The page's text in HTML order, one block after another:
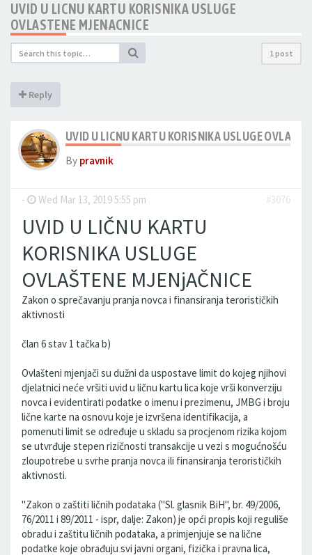
UVID U LICNU KARTU KORISNIKA USLUGE
OVLASTENE MJENACNICE
1 post
Reply
UVID U LICNU KARTU KORISNIKA USLUGE
By pravnik
- Wed Mar 13, 2019 5:55 pm #3076
UVID U LIČNU KARTU
KORISNIKA USLUGE
OVLAŠTENE MJENjAČNICE
Zakon o sprečavanju pranja novca i finansiranja terorističkih
aktivnosti
član 6 stav 1 tačka b)
Ovlašteni mjenjači su dužni da uspostave limit do kojeg njihovi
djelatnici neće vršiti uvid u ličnu kartu lica koje vrši konverziju
novca i evidentirati podatke o imenu i prezimenu, JMBG i broju
lične karte na osnovu koje je izvršena identifikacija, a
pomenuti limit se određuje u skladu sa procjenom rizika kojom
se utvrđuje stepen rizičnosti transakcije u vezi s mogućnošću
zloupotrebe u svrhe pranja novca ili finansiranja terorističkih
aktivnosti.
"Zakon o zaštiti ličnih podataka ("Sl. glasnik BiH", br. 49/2006,
76/2011 i 89/2011 - ispr, dalje: Zakon) je opći propis koji reguliše
obradu i zaštitu ličnih podataka, a primjenjuje se na lične
podatke koje obrađuju svi javni organi, fizička i pravna lica,